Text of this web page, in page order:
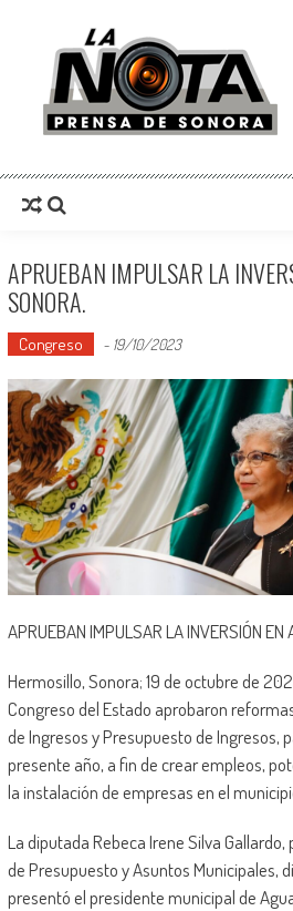
La Nota Prensa De
APRUEBAN IMPULSAR LA
SONORA.
Congreso - 19/10/2023
APRUEBAN IMPULSAR LA INVERSIÓN EN
Hermosillo, Sonora; 19 de octubre de
Congreso del Estado aprobaron
de Ingresos y Presupuesto de Ingresos,
presente año, a fin de crear empleos,
la instalación de empresas en el
La diputada Rebeca Irene Silva
de Presupuesto y Asuntos Municipales,
presentó el presidente municipal de